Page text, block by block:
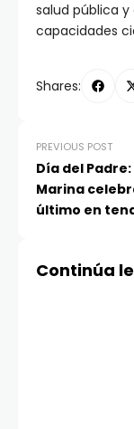
salud pública y
capacidades
Shares:
PREVIOUS POST
Día del
Marina
último en
mundial en
Continúa